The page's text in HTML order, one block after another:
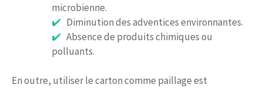
microbienne.
Diminution des adventices environnantes.
Absence de produits chimiques ou
polluants.
En outre, utiliser le carton comme paillage est